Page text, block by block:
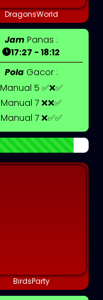
DragonsWorld
JamPanas :
17:27 - 18:12
PolaGacor :
Manual 5 ✅❌✅
Manual 7 ❌❌✅
Manual 7 ❌✅✅
BirdsParty